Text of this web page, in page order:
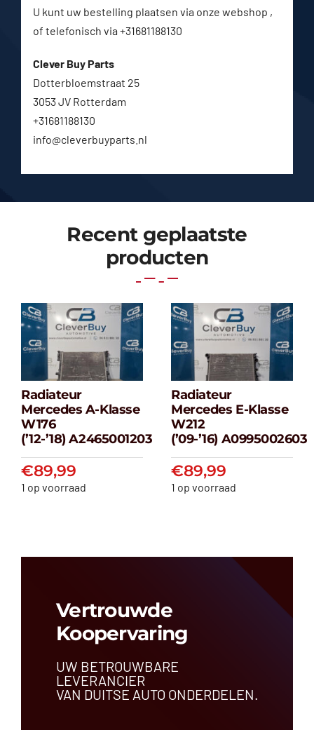
U kunt uw bestelling plaatsen via onze webshop ,
of telefonisch via +31681188130
Clever Buy Parts
Dotterbloemstraat 25
3053 JV Rotterdam
+31681188130
info@cleverbuyparts.nl
Recent geplaatste
producten
Radiateur
Mercedes A-
klasse W176
(’12-’18) A2465001203
€89,99
Radiateur
Mercedes A-Klasse
W176
(’12-’18) A2465001203
€89,99
1 op voorraad
Radiateur
Mercedes E-
klasse W212
(’09-’16)
€89,99
Radiateur
Mercedes E-Klasse
W212
(’09-’16) A0995002603
€89,99
1 op voorraad
Vertrouwde
Koopervaring
UW BETROUWBARE
LEVERANCIER
VAN DUITSE AUTO ONDERDELEN.